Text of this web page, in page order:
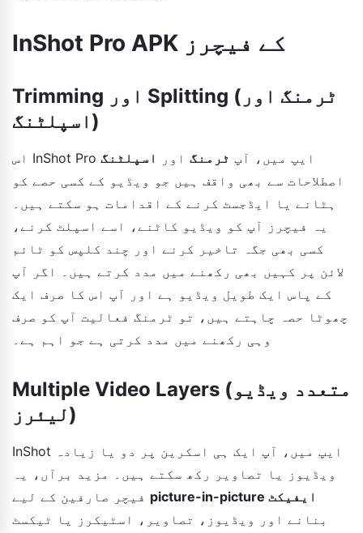
InShot Pro APK کے فیچرز
Trimming اور Splitting (ٹرمنگ اور
اسپلٹنگ)
اس InShot Pro ایپ میں، آپ ٹرمنگ اور
اسپلٹنگ
اصطلاحات سے بھی واقف ہیں جو ویڈیو کے کسی حصے کو
ہٹانے یا ایڈجسٹ کرنے کے اقدامات ہو سکتے ہیں۔
یہ فیچرز آپ کو ویڈیو کاٹنے، اسے اسپلٹ کرنے،
کسی بھی جگہ تاخیر کرنے اور چند کلپس کو ٹائم
لائن پر کہیں بھی رکھنے میں مدد کرتے ہیں۔ اگر آپ
کے پاس ایک طویل ویڈیو ہے اور آپ اس کا صرف ایک
چھوٹا حصہ چاہتے ہیں، تو ٹرمنگ فعالیت آپ کو صرف
وہی رکھنے میں مدد کرتی ہے جو اہم ہے۔
Multiple Video Layers (متعدد ویڈیو
لیئرز)
InShot ایپ میں، آپ ایک ہی اسکرین پر دو یا زیادہ
ویڈیوز یا تصاویر رکھ سکتے ہیں۔ مزید برآں، یہ
picture-in-picture ایفیکٹ
بنانے اور ویڈیوز، تصاویر، اسٹیکرز یا ٹیکسٹ